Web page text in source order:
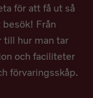
för att få ut så
Från
hur man tar
och faciliteter
förvaringsskåp.